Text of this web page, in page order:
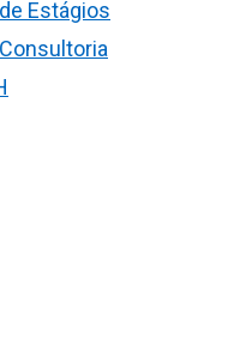
Estágios